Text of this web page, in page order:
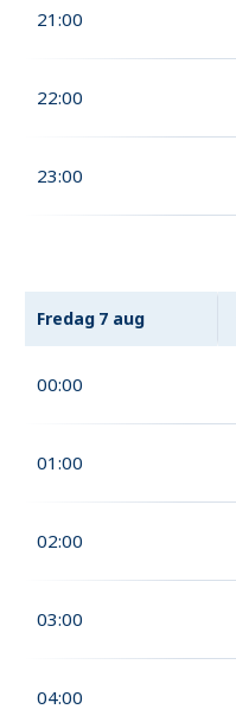
21:00
22:00
23:00
Fredag 7 aug
00:00
01:00
02:00
03:00
04:00